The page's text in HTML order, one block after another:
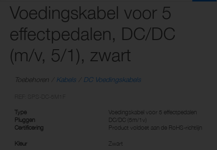
Voedingskabel voor 5
effectpedalen, DC/DC
(m/v, 5/1), zwart
Toebehoren Kabels DC Voedingskabels
Type
Voedingskabel voor 5 effectpedalen
Pluggen
DC/DC (5m/1v)
Certificering
Product voldoet aan de RoHS-richtlijn
Kleur Zwart